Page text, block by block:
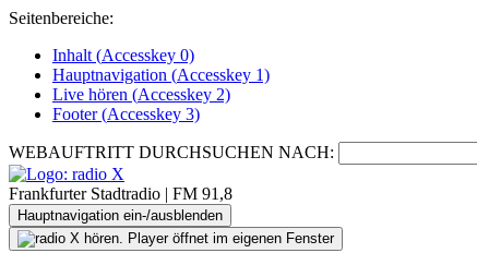
Seitenbereiche:
Inhalt (Accesskey 0)
Hauptnavigation (Accesskey 1)
Live hören (Accesskey 2)
Footer(Accesskey 3)
WEBAUFTRITT DURCHSUCHEN NACH:
Frankfurter Stadtradio | FM 91,8
Hauptnavigation ein-/ausblenden